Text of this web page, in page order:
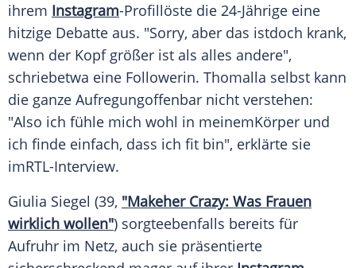
ihrem Instagram-Profillöste die 24-Jährige eine
hitzige Debatte aus. "Sorry, aber das istdoch krank,
wenn der Kopf größer ist als alles andere",
schriebetwa eine Followerin. Thomalla selbst kann
die ganze Aufregungoffenbar nicht verstehen:
"Also ich fühle mich wohl in meinemKörper und
ich finde einfach, dass ich fit bin", erklärte sie
imRTL-Interview.
Giulia Siegel (39, "Makeher Crazy: Was Frauen
wirklich wollen") sorgteebenfalls bereits für
Aufruhr im Netz, auch sie präsentierte